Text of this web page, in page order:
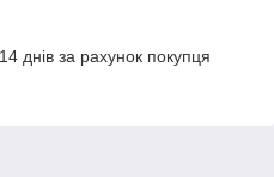
днів за рахунок покупця